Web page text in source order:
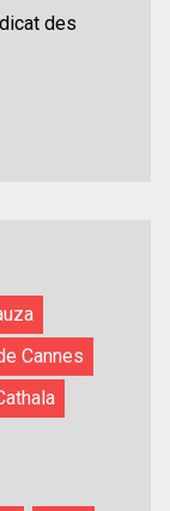
des
Cannes